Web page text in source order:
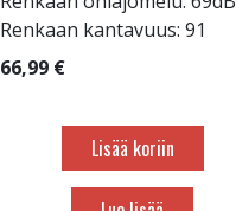
Renkaan kantavuus: 91
66,99 €
Lisää koriin